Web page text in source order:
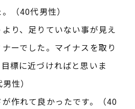
（40代男性）
り、足りていない事が見え
ーでした。マイナスを取り
標に近づければと思いま
性）
が作れて良かったです。（40